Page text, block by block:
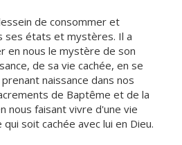
de consommer et
ses états et mystères. Il a
en nous le mystère de son
de sa vie cachée, en se
naissance dans nos
de Baptême et de la
nous faisant vivre d'une vie
soit cachée avec lui en Dieu.